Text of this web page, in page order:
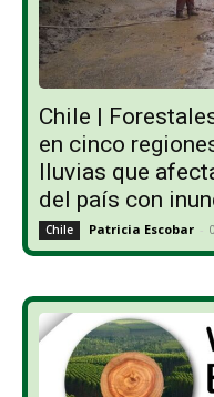
Chile |
en cinco
lluvias que
del país con
Chile Patricia Escobar -